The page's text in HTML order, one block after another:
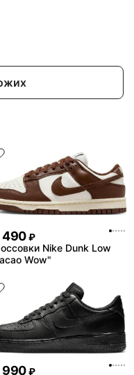
490 ₽
Nike Dunk Low
Wow"
990 ₽